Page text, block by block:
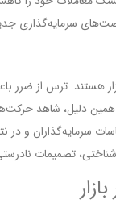
سرمایه‌گذاری
هستند. ترس از
همین دلیل، شاهد
سرمایه‌گذاران و در
تصمیمات